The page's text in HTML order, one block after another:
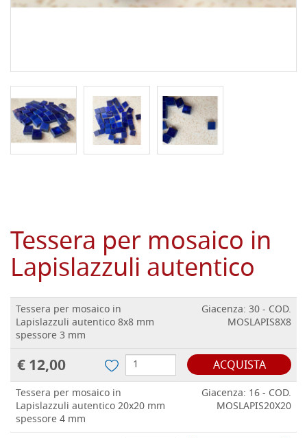
Tessera per mosaico in
Lapislazzuli autentico
Tessera per mosaico in
Lapislazzuli autentico 8x8 mm
spessore 3 mm
Giacenza: 30 - COD.
MOSLAPIS8X8
€ 12,00 ACQUISTA
Tessera per mosaico in
Lapislazzuli autentico 20x20 mm
spessore 4 mm
Giacenza: 16 - COD.
MOSLAPIS20X20